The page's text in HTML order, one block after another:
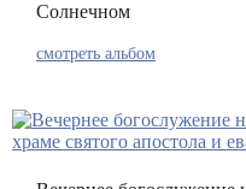
Солнечном
смотреть альбом